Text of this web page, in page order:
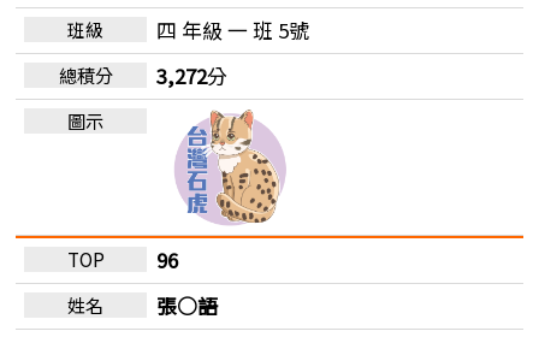
四 年級 一 班 5號
3,272分
96
張○語